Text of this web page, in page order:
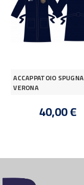
ACCAPPATOIO
VERONA
40,00 €